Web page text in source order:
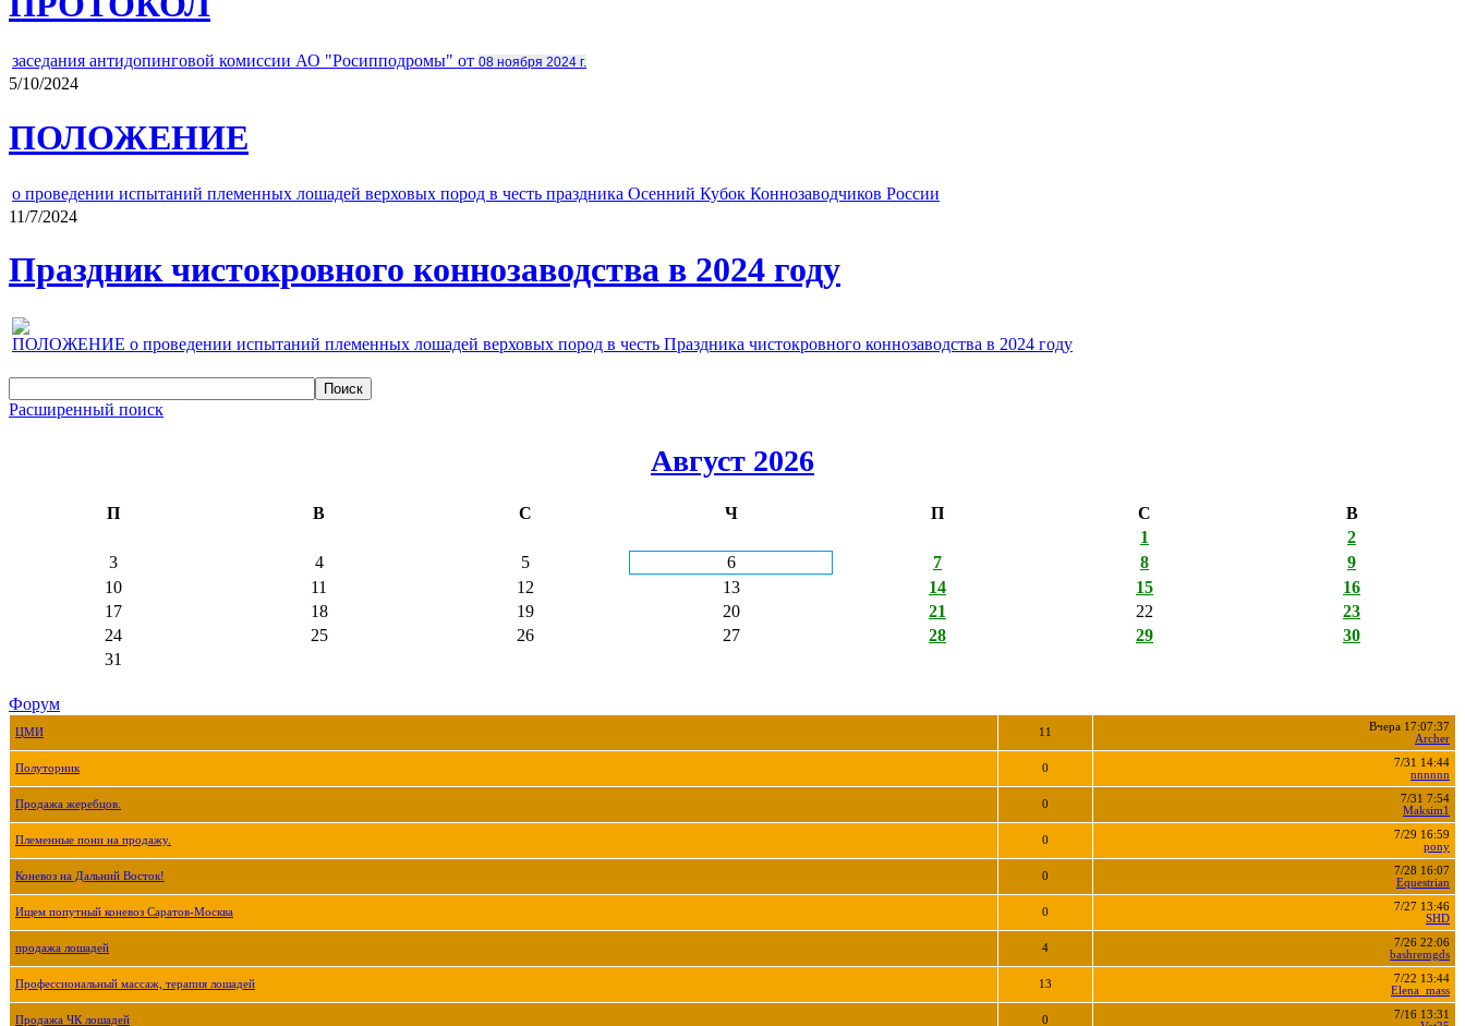
заседания антидопинговой комиссии АО "Росипподромы" от 08 ноября 2024 г.
5/10/2024
ПОЛОЖЕНИЕ
о проведении испытаний племенных лошадей верховых пород в честь праздника Осенний Кубок Коннозаводчиков России
11/7/2024
Праздник чистокровного коннозаводства в 2024 году
ПОЛОЖЕНИЕ о проведении испытаний племенных лошадей верховых пород в честь Праздника чистокровного коннозаводства в 2024 году
Расширенный поиск
Август 2026
П В С Ч П С
В
1
2
3
4 5 6 7 8
9
10
11 12 13 14 15
16
17
18 19 20 21 22
23
24
25 26 27 28 29
30
31
Форум
ЦМИ 11
Вчера 17:07:37
Archer
Полуторник 0
7/31 14:44
nnnnnn
Продажа жеребцов. 0
7/31 7:54
Maksim1
Племенные пони на продажу. 0
7/29 16:59
pony
Коневоз на Дальний Восток! 0
7/28 16:07
Equestrian
Ищем попутный коневоз Саратов-Москва 0
7/27 13:46
SHD
продажа лошадей 4
7/26 22:06
bashremgds
Профессиональный массаж, терапия лошадей 13
7/22 13:44
Elena_mass
Продажа ЧК лошадей 0
7/16 13:31